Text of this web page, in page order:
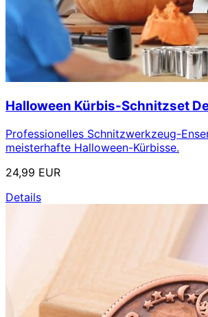
Halloween Kürbis-Schnitzset
Professionelles Schnitzwerkzeug-
meisterhafte Halloween-Kürbisse.
24,99 EUR
Details